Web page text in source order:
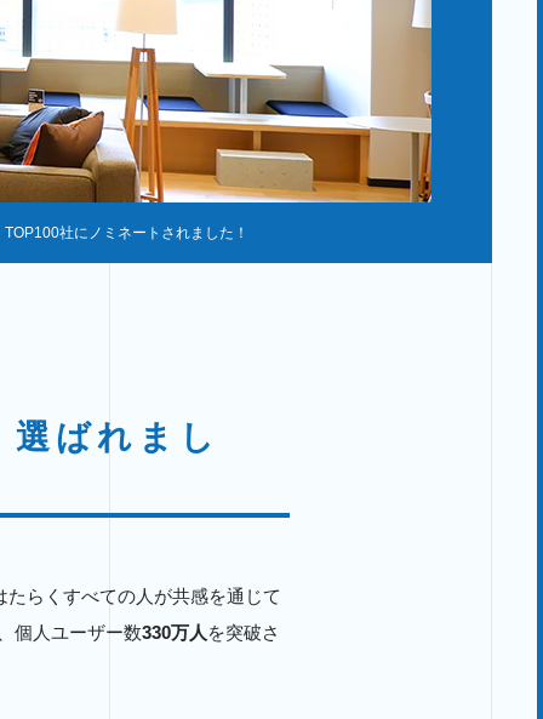
社にノミネートされました！
ばれまし
らくすべての人が共感を通じて
個人ユーザー数330万人 を突破さ